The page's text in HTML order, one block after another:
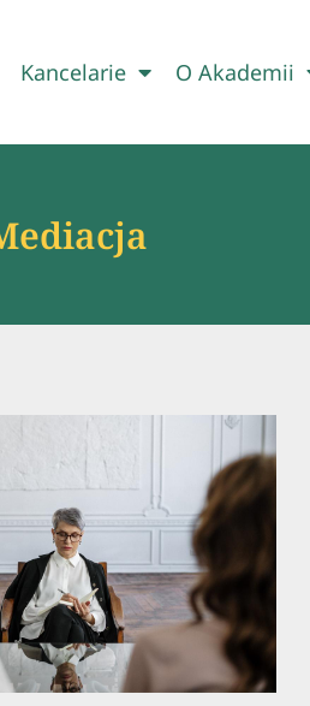
Kancelarie O Akademii